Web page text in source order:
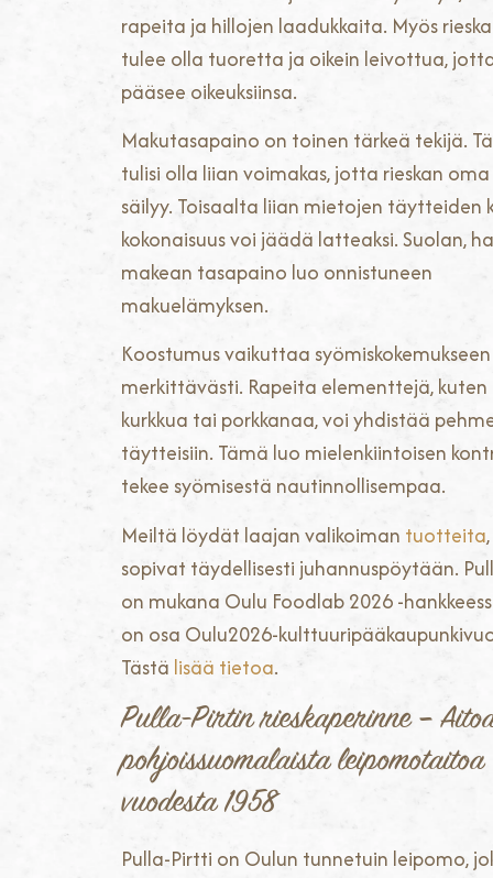
rapeita ja hillojen laadukkaita. Myös
tulee olla tuoretta ja oikein leivottua,
pääsee oikeuksiinsa.
Makutasapaino on toinen tärkeä tekijä.
tulisi olla liian voimakas, jotta rieskan
säilyy. Toisaalta liian mietojen täytteiden
kokonaisuus voi jäädä latteaksi. Suolan,
makean tasapaino luo onnistuneen
makuelämyksen.
Koostumus vaikuttaa syömiskokemukseen
merkittävästi. Rapeita elementtejä,
kurkkua tai porkkanaa, voi yhdistää
täytteisiin. Tämä luo mielenkiintoisen
tekee syömisestä nautinnollisempaa.
Meiltä löydät laajan valikoiman tuotteita
sopivat täydellisesti juhannuspöytään.
on mukana Oulu Foodlab 2026 -
on osa Oulu2026-
Tästä lisää tietoa.
Pulla-Pirtin rieskaperinne –
pohjoissuomalaista leipomotaitoa
vuodesta 1958
Pulla-Pirtti on Oulun tunnetuin leipomo,